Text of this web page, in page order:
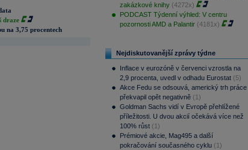
draze
na 3,75 procentech
zakázkové knihy (4272x)
PODCAST Týdenní výhled: V centru
pozornosti AMD a Palantir (4181x)
Nejdiskutovanější zprávy týdne
Inflace v eurozóně v červenci vzrostla na
2,9 procenta, uvedl v odhadu Eurostat (5)
Akce Fedu se odsouvá, americký trh práce
překvapil opět negativně (1)
Goldman Sachs vidí v Evropě přehlížené
příležitosti. U dvou akcií očekává více než
100% růst (1)
Prémiové akcie, Mag495 a další
pokračování současného cyklu (1)